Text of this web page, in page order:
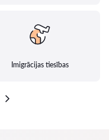
Imigrācijas tiesības